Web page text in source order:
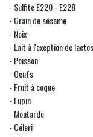
- Sulfite E220 - E228
- Grain de sésame
- Noix
- Lait à l'exeption de
- Poisson
- Oeufs
- Fruit à coque
- Lupin
- Moutarde
- Céleri